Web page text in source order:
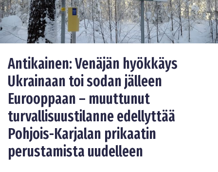
Antikainen: Venäjän hyökkäys
Ukrainaan toi sodan jälleen
Eurooppaan – muuttunut
turvallisuustilanne edellyttää
Pohjois-Karjalan prikaatin
perustamista uudelleen